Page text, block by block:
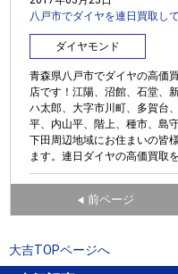
八戸市でダイヤを連日買取し
ダイヤモンド
青森県八戸市でダイヤの高価
店です！江陽、沼館、石堂、
ハ太郎、大字市川町、多賀台
平、内山平、階上、種市、島
下田周辺地域にお住まいの皆
ます。連日ダイヤの高価買取
◀ 前ページ
大吉TOPページへ